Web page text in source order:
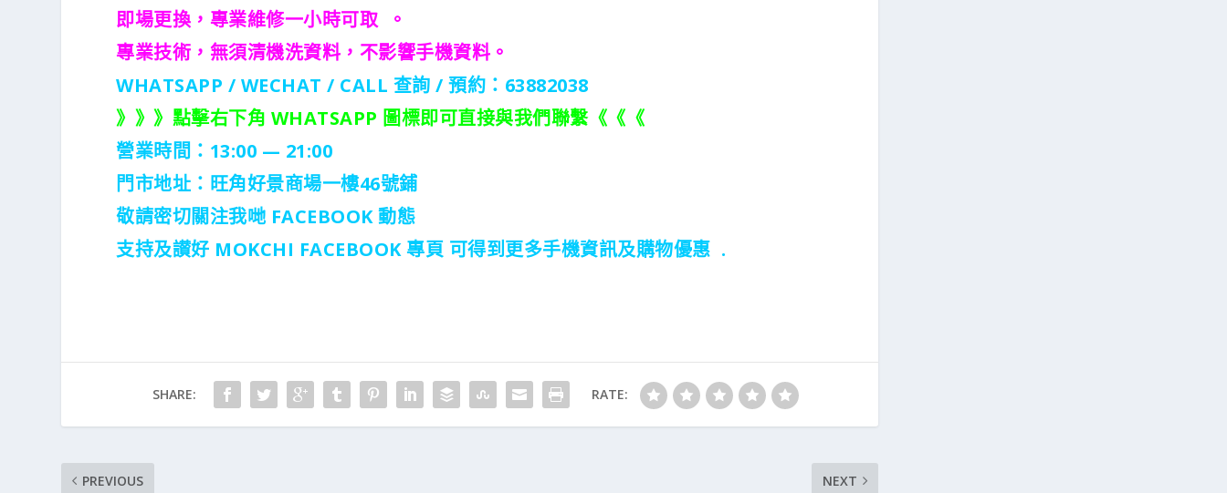
即場更換，專業維修一小時可取 。
專業技術，無須清機洗資料，不影響手機資料。
WHATSAPP / WECHAT / CALL 查詢 / 預約：63882038
》》》點擊右下角 WHATSAPP 圖標即可直接與我們聯繫《《《
營業時間：13:00 — 21:00
門市地址： 旺角好景商場一樓46號鋪
敬請密切關注我哋 FACEBOOK 動態
支持及讃好 MOKCHI FACEBOOK 專頁 可得到更多手機資訊及購物優惠 .
SHARE: RATE:
PREVIOUS NEXT